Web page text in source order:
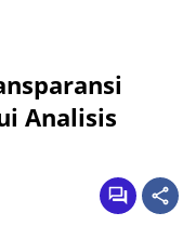
Analisis